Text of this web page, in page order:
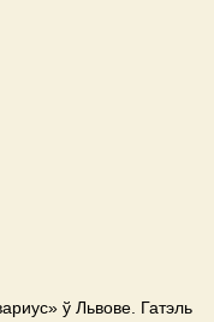
ў Львове. Гатэль